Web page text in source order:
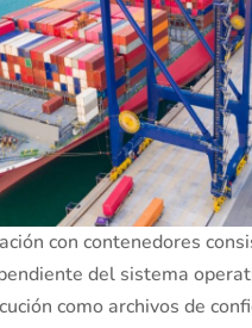
con contenedores
del sistema
como archivos de